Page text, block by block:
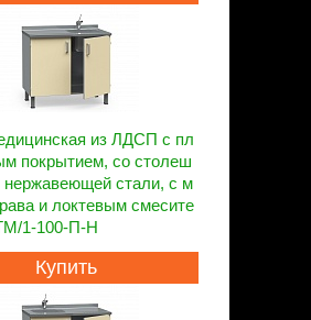
из ЛДСП с пл
покрытием, со столеш
нержавеющей стали, с м
и локтевым смесите
1-100-П-Н
Купить